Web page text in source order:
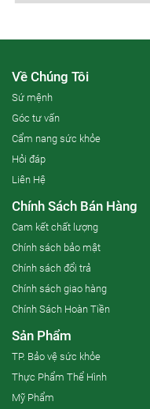
Về Chúng Tôi
Sứ mệnh
Góc tư vấn
Cẩm nang sức khỏe
Hỏi đáp
Liên Hệ
Chính Sách Bán Hàng
Cam kết chất lượng
Chính sách bảo mật
Chính sách đổi trả
Chính sách giao hàng
Chính Sách Hoàn Tiền
Sản Phẩm
TP. Bảo vệ sức khỏe
Thực Phẩm Thể Hình
Mỹ Phẩm